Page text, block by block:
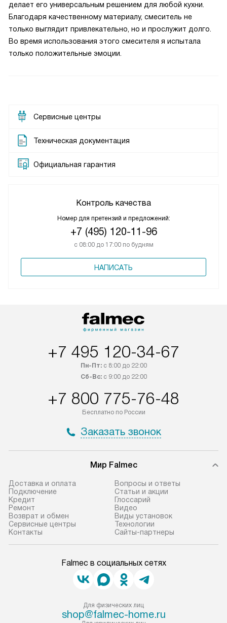
делает его универсальным решением для любой кухни.
Благодаря качественному материалу, смеситель не
только выглядит привлекательно, но и прослужит долго.
Во время использования этого смесителя я испытала
только положительные эмоции.
Сервисные центры
Техническая документация
Официальная гарантия
Контроль качества
Номер для претензий и предложений:
+7 (495) 120-11-96
с 08:00 до 17:00 по будням
НАПИСАТЬ
+7 495 120-34-67
Пн-Пт:с 8:00 до 22:00
Сб-Вс:с 9:00 до 22:00
+7 800 775-76-48
Бесплатно по России
Заказать звонок
Мир Falmec
Доставка и оплата
Подключение
Кредит
Ремонт
Возврат и обмен
Сервисные центры
Контакты
Вопросы и ответы
Статьи и акции
Глоссарий
Видео
Виды установок
Технологии
Сайты-партнеры
Falmec в социальных сетях
Для физических лиц
shop@falmec-home.ru